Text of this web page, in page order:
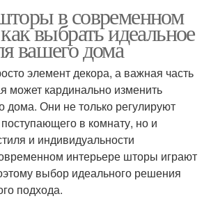
в современном
выбрать идеальное
вашего дома
элемент декора, а важная часть
может кардинально изменить
дома. Они не только регулируют
в комнату, но и
и индивидуальности
интерьере шторы играют
выбор идеального решения
подхода.